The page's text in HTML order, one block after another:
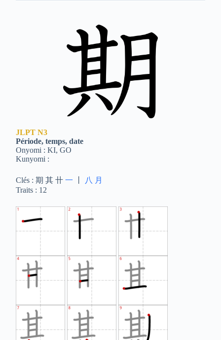
JLPT N3
Période, temps, date
Onyomi : KI, GO
Kunyomi :
Clés : 期 其 卄一 八 月
Traits : 12